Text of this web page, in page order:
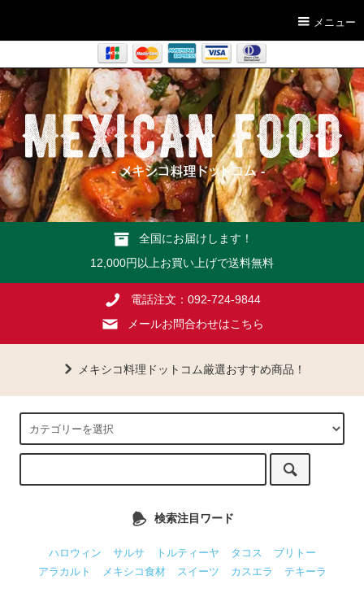
メニュー
全国にお届けします！
12,000円以上お買い上げで送料無料
電話注文：092-724-9844
メールお問合わせはこちら
メキシコ料理ドットコム厳選おすすめ商品！
検索注目ワード
ハロウィン サルサ トルティーヤ タコス
ブリトー
アラカルト
メキシコ食材 スイーツ カスエラ テキーラ